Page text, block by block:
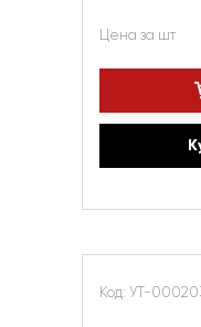
Цена за шт
Код: УТ-